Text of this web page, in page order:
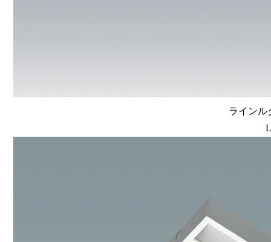
ラインル